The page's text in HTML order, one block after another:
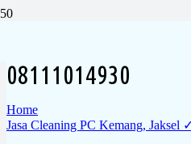
08111014930
Home
Jasa Cleaning PC Kemang, Jaksel